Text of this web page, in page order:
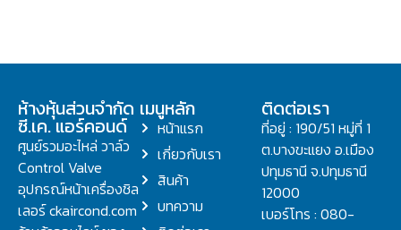
ห้างหุ้นส่วนจำกัด
ซี.เค. แอร์คอนด์
ศูนย์รวมอะไหล่ วาล์ว
Control Valve
อุปกรณ์หน้าเครื่องชิล
เลอร์ ckaircond.com
เมนูหลัก
หน้าแรก
เกี่ยวกับเรา
สินค้า
บทความ
ติดต่อเรา
ที่อยู่ : 190/51 หมู่ที่ 1
ต.บางขะแยง อ.เมือง
ปทุมธานี จ.ปทุมธานี
12000
เบอร์โทร : 080-